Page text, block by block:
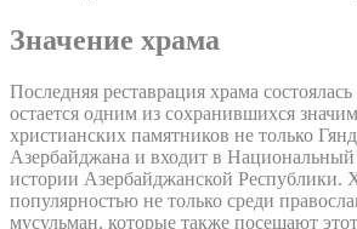
Значение храма
Последняя реставрация храма
остается одним из сохранившихся
христианских памятников не только
Азербайджана и входит в Национальный
истории Азербайджанской Республики.
популярностью не только среди
мусульман, которые также посещают